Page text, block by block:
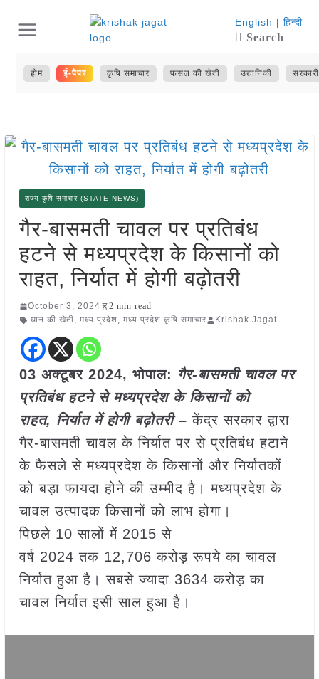
content
English | हिन्दी
Search
होम ई-पेपर कृषि समाचार फसल की खेती उद्यानिकी
राज्य कृषि समाचार (STATE NEWS)
गैर-बासमती चावल पर प्रतिबंध
हटने से मध्यप्रदेश के किसानों को
राहत, निर्यात में होगी बढ़ोतरी
October 3, 2024
2 min read
धान की खेती, मध्य प्रदेश, मध्य प्रदेश कृषि समाचार Krishak Jagat
03 अक्टूबर 2024, भोपाल: गैर-बासमती चावल पर
प्रतिबंध हटने से मध्यप्रदेश के किसानों को
राहत, निर्यात में होगी बढ़ोतरी –केंद्र सरकार द्वारा
गैर-बासमती चावल के निर्यात पर से प्रतिबंध हटाने
के फैसले से मध्यप्रदेश के किसानों और निर्यातकों
को बड़ा फायदा होने की उम्मीद है। मध्यप्रदेश के
चावल उत्पादक किसानों को लाभ होगा।
पिछले 10 सालों में 2015 से
वर्ष 2024 तक 12,706 करोड़ रूपये का चावल
निर्यात हुआ है। सबसे ज्यादा 3634 करोड़ का
चावल निर्यात इसी साल हुआ है।